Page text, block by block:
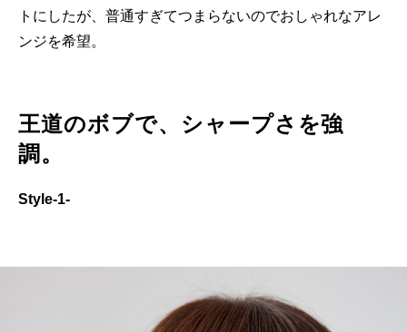
トにしたが、普通すぎてつまらないのでおしゃれなアレ
ンジを希望。
王道のボブで、シャープさを強
調。
Style-1-